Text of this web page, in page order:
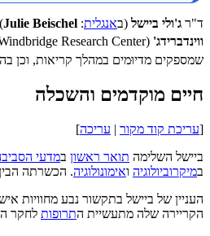
ד"ר ג'ולי ביישל (באנגלית:
Julie Beischel
ווינדברידג' (Windbridge Research Center)
שמספקים מדיוּמים במהלך קריאות, וכן
חיים מוקדמים והשכלה
[עריכת קוד מקור | עריכה]
ביישל השלימה תואר ראשון במדעי
במיקרוביולוגיה ואימונולוגיה. הכשרתה
העניין של ביישל בתקשור נבע מחוויות
הקריירה שלה מתעשיית התרופות לחקר